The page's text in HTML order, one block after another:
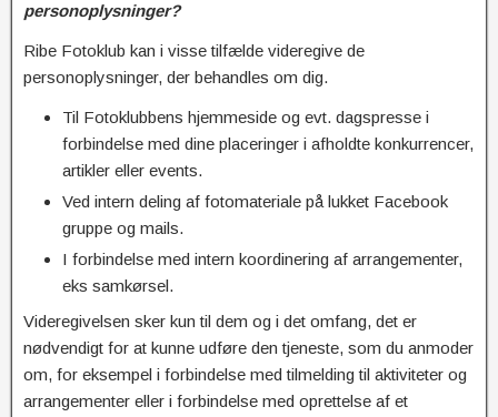
personoplysninger?
Ribe Fotoklub kan i visse tilfælde videregive de
personoplysninger, der behandles om dig.
Til Fotoklubbens hjemmeside og evt. dagspresse i
forbindelse med dine placeringer i afholdte konkurrencer,
artikler eller events.
Ved intern deling af fotomateriale på lukket Facebook
gruppe og mails.
I forbindelse med intern koordinering af arrangementer,
eks samkørsel.
Videregivelsen sker kun til dem og i det omfang, det er
nødvendigt for at kunne udføre den tjeneste, som du anmoder
om, for eksempel i forbindelse med tilmelding til aktiviteter og
arrangementer eller i forbindelse med oprettelse af et